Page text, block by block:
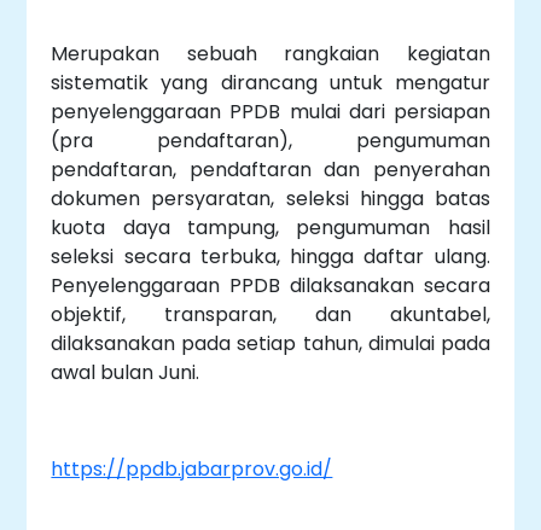
Merupakan sebuah rangkaian kegiatan
sistematik yang dirancang untuk mengatur
penyelenggaraan PPDB mulai dari persiapan
(pra pendaftaran), pengumuman
pendaftaran, pendaftaran dan penyerahan
dokumen persyaratan, seleksi hingga batas
kuota daya tampung, pengumuman hasil
seleksi secara terbuka, hingga daftar ulang.
Penyelenggaraan PPDB dilaksanakan secara
objektif, transparan, dan akuntabel,
dilaksanakan pada setiap tahun, dimulai pada
awal bulan Juni.
https://ppdb.jabarprov.go.id/